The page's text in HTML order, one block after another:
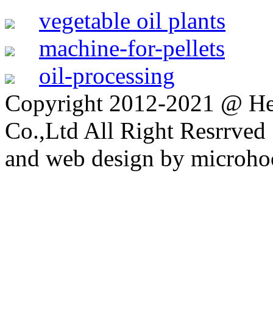
vegetable oil plants
machine-for-pellets
oil-processing
Copyright 2012-2021 @
Co.,Ltd All Right
and web design by